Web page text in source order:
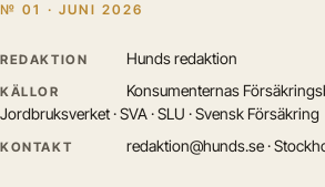
№ 01 · JUNI 2026
REDAKTION Hunds redaktion
KÄLLOR
Konsumenternas
Jordbruksverket · SVA · SLU · Svensk Försäkring
KONTAKT redaktion@hunds.se ·